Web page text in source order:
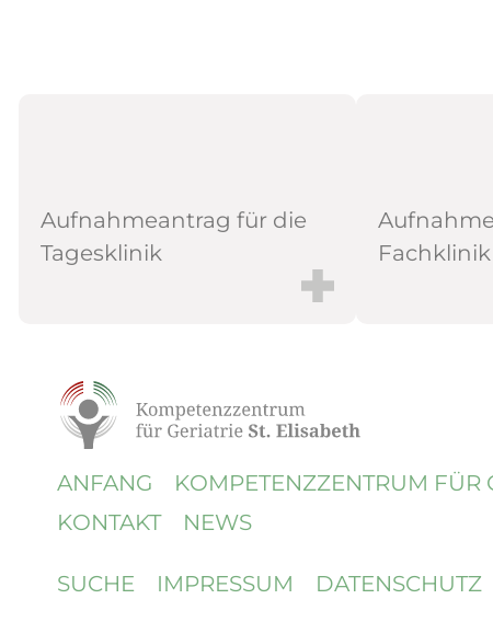
Aufnahmeantrag für die
Tagesklinik
ANFANG KOMPETENZZENTRUM FÜR
KONTAKT
NEWS
SUCHE IMPRESSUM DATENSCHUTZ